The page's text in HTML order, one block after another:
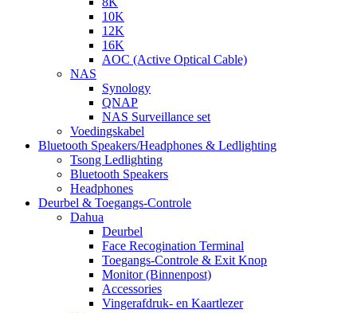
10K
12K
16K
AOC (Active Optical Cable)
NAS
Synology
QNAP
NAS Surveillance set
Voedingskabel
Bluetooth Speakers/Headphones & Ledlighting
Tsong Ledlighting
Bluetooth Speakers
Headphones
Deurbel & Toegangs-Controle
Dahua
Deurbel
Face Recogination Terminal
Toegangs-Controle & Exit Knop
Monitor (Binnenpost)
Accessories
Vingerafdruk- en Kaartlezer